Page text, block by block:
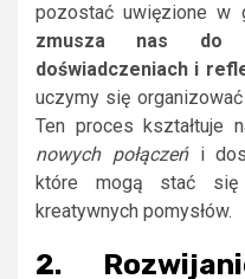
pozostać uwięzione w
zmusza nas do
doświadczeniach i
uczymy się
Ten proces kształtuje
nowych połączeńi
które mogą stać się
kreatywnych pomysłów.
2.